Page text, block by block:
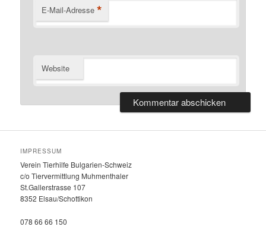
E-Mail-Adresse *
Website
IMPRESSUM
Verein Tierhilfe Bulgarien-Schweiz
c/o Tiervermittlung Muhmenthaler
St.Gallerstrasse 107
8352 Elsau/Schottikon
078 66 66 150